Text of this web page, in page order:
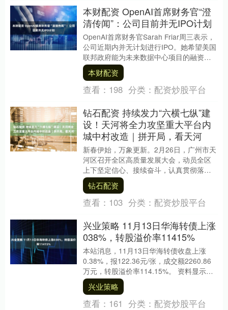
本财配资 OpenAI首席财务官“澄
清传闻”：公司目前并无IPO计划
OpenAI首席财务官Sarah Friar周三表示，
公司近期内并无计划进行IPO。她希望美国
联邦政府能为未来数据中心项目的融资提
供支持。 在当天举行的一场科技....
本财配资
查看： 198 分类： 配资炒股平台
钻石配资 持续发力“六横七纵”建
设！天河将全力攻坚重大平台内
城中村改造｜拼开局，看天河
新春伊始，万象更新。2月26日，广州市天
河区召开全区高质量发展大会，动员全区
上下坚定信心、接续奋斗，认真贯彻落实
全省、全市高质量发展大会精神，拿出跃
马扬鞭的勇气....
钻石配资
查看： 103 分类： 配资炒股平台
兴业策略 11月13日华海转债上涨
038%，转股溢价率11415%
本站消息，11月13日华海转债收盘上涨
0.38%，报122.36元/张，成交额2260.86
万元，转股溢价率114.15%。 资料显示，
华海转债信用级别为“AA....
兴业策略
查看： 161 分类： 配资炒股平台